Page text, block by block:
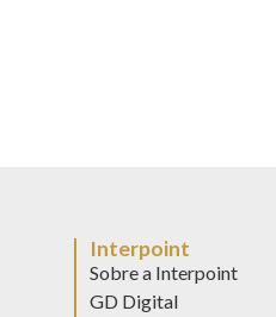
Interpoint
Sobre a Interpoint
GD Digital